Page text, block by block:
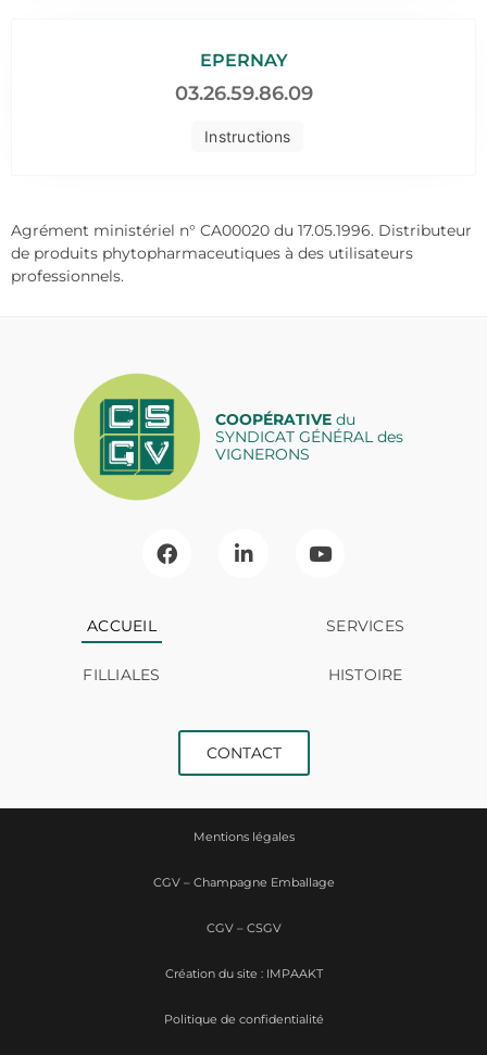
Instructions
EPERNAY
03.26.59.86.09
Agrément ministériel n° CA00020 du 17.05.1996. Distributeur
de produits phytopharmaceutiques à des utilisateurs
professionnels.
COOPÉRATIVEdu
SYNDICAT GÉNÉRAL des
VIGNERONS
ACCUEIL SERVICES
FILLIALES HISTOIRE
CONTACT
Mentions légales
CGV – Champagne Emballage
CGV – CSGV
Politique de confidentialité
Création du site : IMPAAKT